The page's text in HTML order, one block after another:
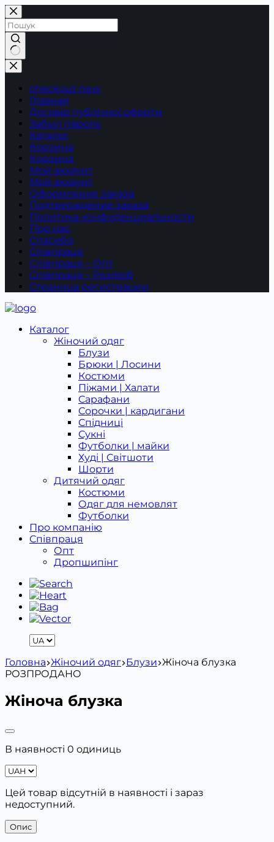
Перейти
до
вмісту
Немає
результатів
checkout new
Главная
Договір публічної оферти
Забыл пароль
Каталог
Корзина
Корзина
Мой аккаунт
Мой аккаунт
Оформление заказа
Подтверждение заказа
Политика конфиденциальности
Про нас
Спасибо
Співпраця
Співпраця – Опт
Співпраця – Роздріб
Страница регистрации
Каталог
Жіночий одяг
Блузи
Брюки | Лосини
Костюми
Піжами | Халати
Сарафани
Сорочки | кардигани
Спідниці
Сукні
Футболки | майки
Худі | Світшоти
Шорти
Дитячий одяг
Костюми
Одяг для немовлят
Футболки
Про компанію
Співпраця
Опт
Дропшипінг
Головна Жіночий одяг Блузи Жіноча блузка
РОЗПРОДАНО
Жіноча блузка
В наявності 0 одиниць
Цей товар відсутній в наявності і зараз
недоступний.
Опис